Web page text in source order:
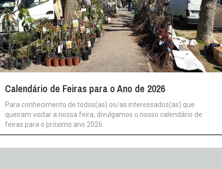
Calendário de Feiras para o Ano de 2026
Para conhecimento de todos(as) os/as interessados(as) que
queiram visitar a nossa feira, divulgamos o nosso calendário de
feiras para o próximo ano 2026.